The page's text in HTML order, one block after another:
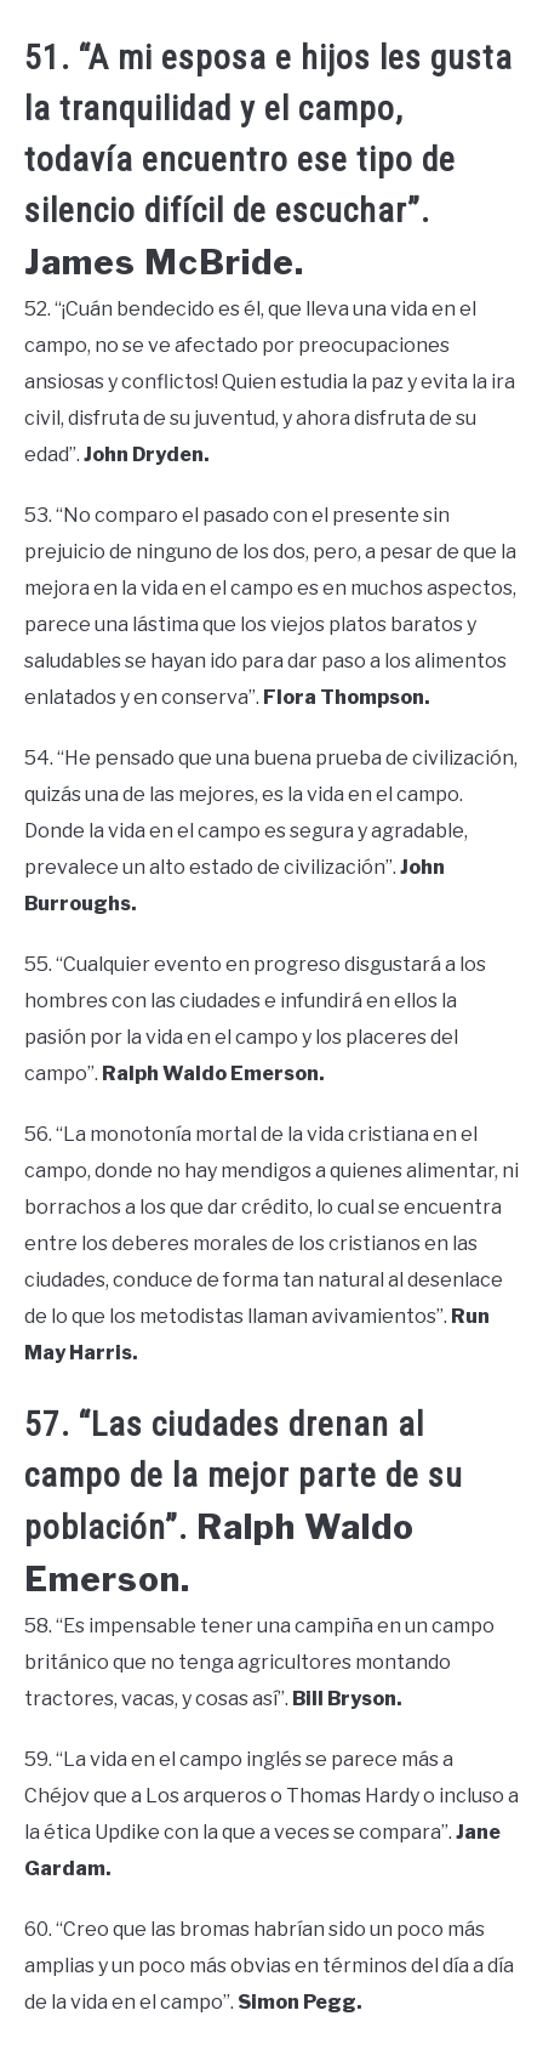
51. “A mi esposa e hijos les gusta
la tranquilidad y el campo,
todavía encuentro ese tipo de
silencio difícil de escuchar”.
James McBride.
52. “¡Cuán bendecido es él, que lleva una vida en el
campo, no se ve afectado por preocupaciones
ansiosas y conflictos! Quien estudia la paz y evita la ira
civil, disfruta de su juventud, y ahora disfruta de su
edad”. John Dryden.
53. “No comparo el pasado con el presente sin
prejuicio de ninguno de los dos, pero, a pesar de que la
mejora en la vida en el campo es en muchos aspectos,
parece una lástima que los viejos platos baratos y
saludables se hayan ido para dar paso a los alimentos
enlatados y en conserva”. Flora Thompson.
54. “He pensado que una buena prueba de civilización,
quizás una de las mejores, es la vida en el campo.
Donde la vida en el campo es segura y agradable,
prevalece un alto estado de civilización”. John
Burroughs.
55. “Cualquier evento en progreso disgustará a los
hombres con las ciudades e infundirá en ellos la
pasión por la vida en el campo y los placeres del
campo”. Ralph Waldo Emerson.
56. “La monotonía mortal de la vida cristiana en el
campo, donde no hay mendigos a quienes alimentar, ni
borrachos a los que dar crédito, lo cual se encuentra
entre los deberes morales de los cristianos en las
ciudades, conduce de forma tan natural al desenlace
de lo que los metodistas llaman avivamientos”. Run
May Harris.
57. “Las ciudades drenan al
campo de la mejor parte de su
población”. Ralph Waldo
Emerson.
58. “Es impensable tener una campiña en un campo
británico que no tenga agricultores montando
tractores, vacas, y cosas así”. Bill Bryson.
59. “La vida en el campo inglés se parece más a
Chéjov que a Los arqueros o Thomas Hardy o incluso a
la ética Updike con la que a veces se compara”. Jane
Gardam.
60. “Creo que las bromas habrían sido un poco más
amplias y un poco más obvias en términos del día a día
de la vida en el campo”. Simon Pegg.